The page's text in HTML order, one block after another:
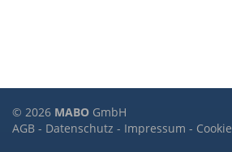
© 2026 MABO GmbH
AGB - Datenschutz - Impressum - Cookie